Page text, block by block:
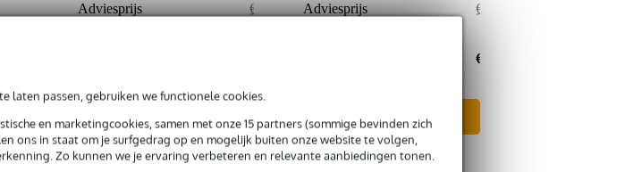
laten passen, gebruiken we functionele cookies.
en marketingcookies, samen met onze 15 partners (sommige bevinden zich
ons in staat om je surfgedrag op en mogelijk buiten onze website te volgen,
Zo kunnen we je ervaring verbeteren en relevante aanbiedingen tonen.
Adviesprijs
€ 298,-
In mijn winkelwagen
Adviesprijs
€ 596,-
€ 537,-
In mijn winkelwagen